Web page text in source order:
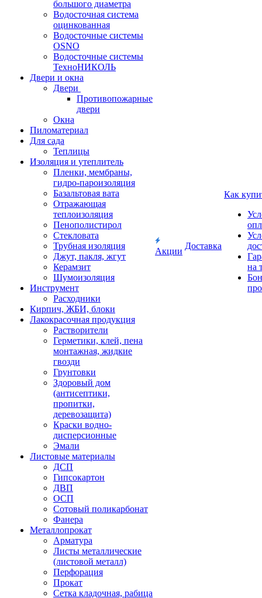
большого диаметра
Водосточная система
оцинкованная
Водосточные системы
OSNO
Водосточные системы
ТехноНИКОЛЬ
Двери и окна
Двери
Противопожарные
двери
Окна
Пиломатериал
Для сада
Теплицы
Изоляция и утеплитель
Пленки, мембраны,
гидро-пароизоляция
Базальтовая вата
Отражающая
теплоизоляция
Пенополистирол
Стекловата
Трубная изоляция
Джут, пакля, жгут
Керамзит
Шумоизоляция
Инструмент
Расходники
Кирпич, ЖБИ, блоки
Лакокрасочная продукция
Растворители
Герметики, клей, пена
монтажная, жидкие
гвозди
Грунтовки
Здоровый дом
(антисептики,
пропитки,
деревозащита)
Краски водно-
дисперсионные
Эмали
Листовые материалы
ДСП
Гипсокартон
ДВП
ОСП
Сотовый поликарбонат
Фанера
Металлопрокат
Арматура
Листы металлические
(листовой металл)
Перфорация
Прокат
Сетка кладочная, рабица
Акции
Доставка
Как
на